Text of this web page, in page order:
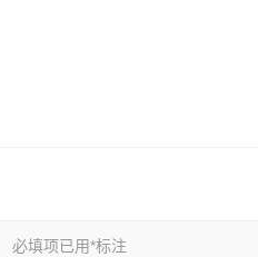
必填项已用*标注